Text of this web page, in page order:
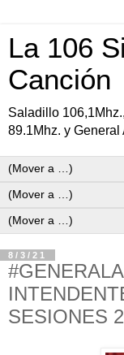
La 106
Canción
Saladillo
89.1Mhz. y General
8/3/21
SESIONES